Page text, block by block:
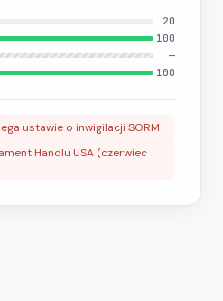
20
100
—
100
ustawie o inwigilacji SORM
Handlu USA (czerwiec